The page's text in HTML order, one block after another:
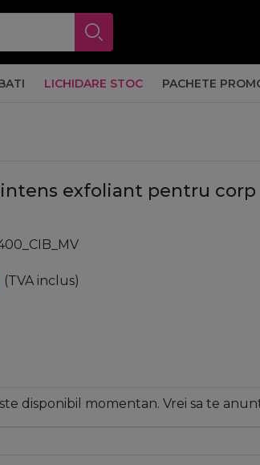
LICHIDARE STOC PACHETE
exfoliant pentru corp
(TVA inclus)
disponibil momentan. Vrei sa te